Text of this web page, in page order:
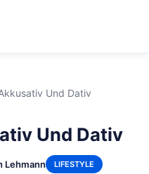
Und Dativ
Und Dativ
Lehmann LIFESTYLE